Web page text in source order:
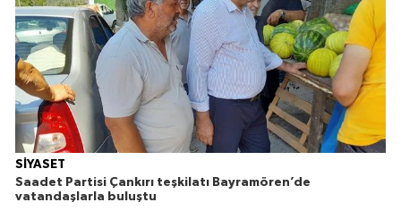
SİYASET
Saadet Partisi Çankırı teşkilatı Bayramören’de
vatandaşlarla buluştu